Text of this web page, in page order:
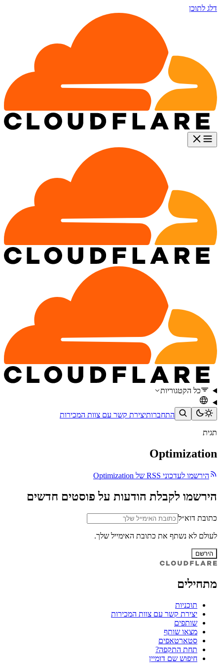
דלג לתוכן
כל הקטגוריות
התחברותיצירת קשר עם צוות המכירות
תגית
Optimization
הירשמו לעדכוני RSS של Optimization
הירשמו לקבלת הודעות על פוסטים חדשים
כתובת דוא״ל
לעולם לא נשתף את כתובת האימייל שלך.
הירשם
מתחילים
תוכניות
יצירת קשר עם צוות המכירות
שותפים
מצאו שותף
סטארטאפים
תחת התקפה?
חיפוש שם דומיין